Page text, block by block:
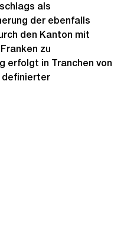
als
der ebenfalls
den Kanton mit
zu
erfolgt in Tranchen von
definierter